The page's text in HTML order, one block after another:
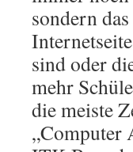
sondern
sind oder
mehr
die meiste
„Computer